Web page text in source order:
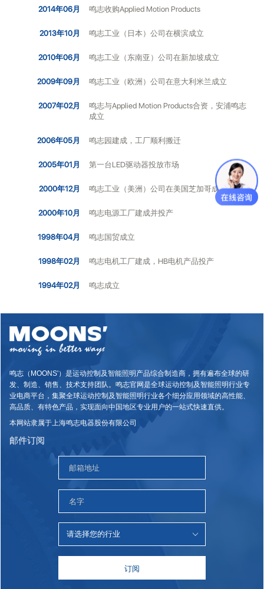
2014年06月 鸣志收购Applied Motion Products
2013年10月 鸣志工业（日本）公司在横滨成立
2010年06月 鸣志工业（东南亚）公司在新加坡成立
2009年09月 鸣志工业（欧洲）公司在意大利米兰成立
2007年02月
鸣志与Applied Motion Products合资，安浦鸣志
成立
2006年05月 鸣志园建成，工厂顺利搬迁
2005年01月 第一台LED驱动器投放市场
2000年12月 鸣志工业（美洲）公司在美国芝加哥成立
2000年10月 鸣志电源工厂建成并投产
1998年04月 鸣志国贸成立
1998年02月 鸣志电机工厂建成，HB电机产品投产
1994年02月 鸣志成立
鸣志（MOONS'）是运动控制及智能照明产品综合制造商，拥有遍布全球的研
发、制造、销售、技术支持团队。鸣志官网是全球运动控制及智能照明行业专
业电商平台，集聚全球运动控制及智能照明行业各个细分应用领域的高性能、
高品质、有特色产品，实现面向中国地区专业用户的一站式快速直供。
本网站隶属于上海鸣志电器股份有限公司
邮件订阅
订阅